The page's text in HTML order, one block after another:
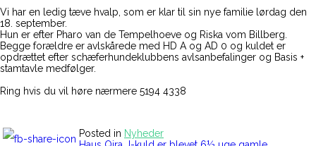
Vi har en ledig tæve hvalp, som er klar til sin nye familie lørdag den
18. september.
Hun er efter Pharo van de Tempelhoeve og Riska vom Billberg.
Begge forældre er avlskårede med HD A og AD 0 og kuldet er
opdrættet efter schæferhundeklubbens avlsanbefalinger og Basis +
stamtavle medfølger.
Ring hvis du vil høre nærmere 5194 4338
Posted in Nyheder